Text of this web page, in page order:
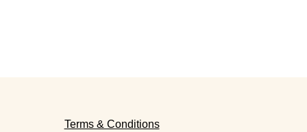
Terms & Conditions